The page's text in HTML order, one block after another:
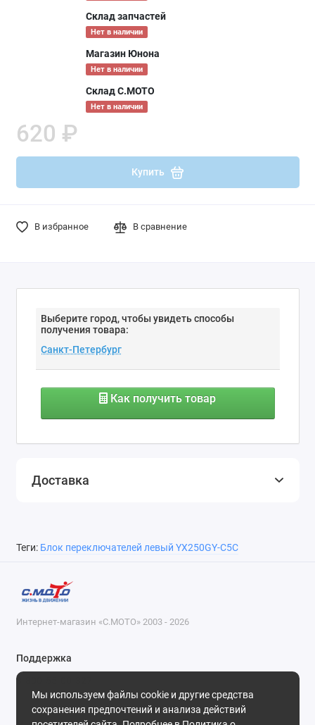
Склад запчастей
Нет в наличии
Магазин Юнона
Нет в наличии
Склад С.МОТО
Нет в наличии
620 ₽
Купить
В избранное В сравнение
Выберите город, чтобы увидеть способы
получения товара:
Как получить товар
Доставка
Теги: Блок переключателей левый YX250GY-C5C
Мы используем файлы cookie и другие средства
сохранения предпочтений и анализа действий
Интернет-магазин «С.МОТО» 2003 - 2026
Поддержка
8-800-55-00-327
Будни, с 09-30 до 18-30